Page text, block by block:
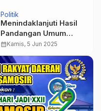
Politik
Menindaklanjuti Hasil
Pandangan Umum
Fraksi-Fraksi, DPRD
Kembali Gelar Rapat
Paripurna
calendar_monthKamis, 5 Jun 2025